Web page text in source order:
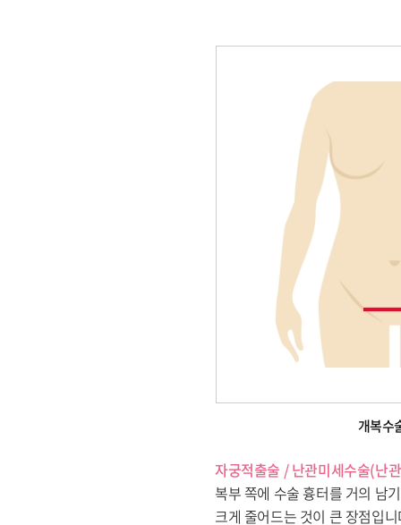
개복수
자궁적출술 / 난관미세수술(난
복부 쪽에 수술 흉터를 거의 남
크게 줄어드는 것이 큰 장점입